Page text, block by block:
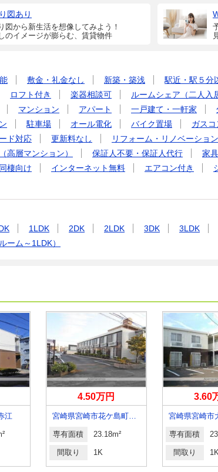
図あり
図から新生活を想像してみよう！
のイメージが膨らむ、賃貸物件
敷金・礼金なし 新築・築浅 駅近・駅５分
ロフト付き 楽器相談可 ルームシェア（二人入
マンション アパート 一戸建て・一軒家
駐車場 オール電化 バイク置場
ガス
ド対応
更新料なし
リフォーム・リノベーショ
高層マンション）
保証人不要・保証人代行 家
棲向け
インターネット無料 エアコン付き
1LDK 2DK 2LDK 3DK 3LDK
ーム～1LDK）
江
4.50万円
宮崎県宮崎市花ケ島町笹原
専有面積 23.18m²
間取り 1K
3.60
宮崎県宮崎市
専有面積
間取り